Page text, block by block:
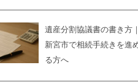
遺産分割協議書の書き方｜
新宮市で相続手続きを進
る方へ